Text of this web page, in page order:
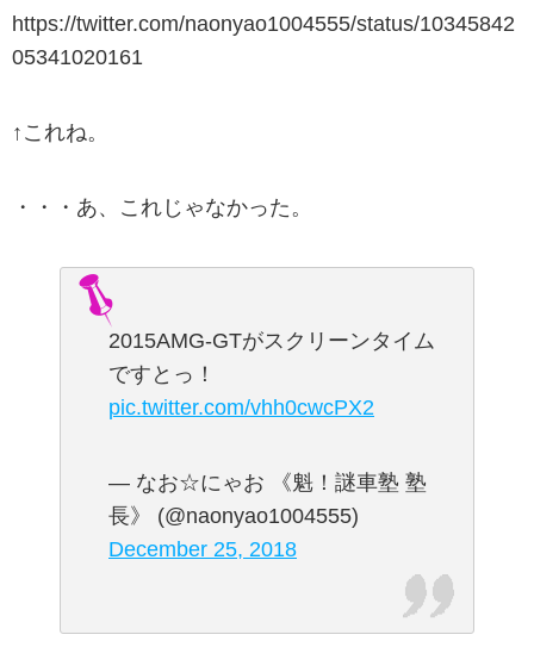
https://twitter.com/naonyao1004555/status/10345842
05341020161
↑これね。
・・・あ、これじゃなかった。
2015AMG-GTがスクリーンタイム
ですとっ！
pic.twitter.com/vhh0cwcPX2
— なお☆にゃお 《魁！謎車塾 塾
長》 (@naonyao1004555)
December 25, 2018